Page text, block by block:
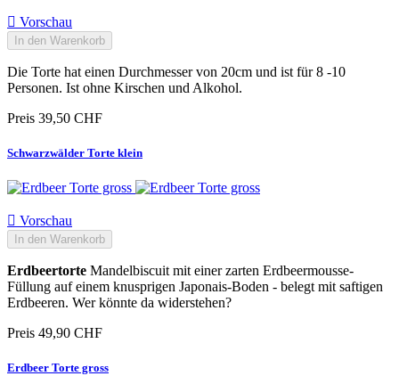
 Vorschau
In den Warenkorb
Die Torte hat einen Durchmesser von 20cm und ist für 8 -10
Personen. Ist ohne Kirschen und Alkohol.
Preis 39,50 CHF
Schwarzwälder Torte klein
 Vorschau
In den Warenkorb
Erdbeertorte Mandelbiscuit mit einer zarten Erdbeermousse-
Füllung auf einem knusprigen Japonais-Boden - belegt mit saftigen
Erdbeeren. Wer könnte da widerstehen?
Preis 49,90 CHF
Erdbeer Torte gross